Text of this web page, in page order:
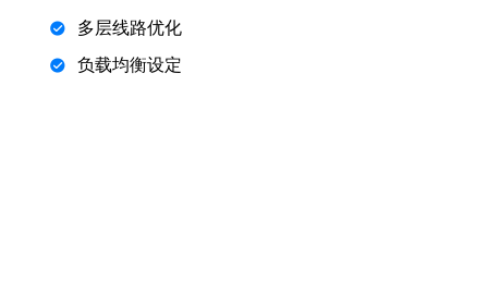
多层线路优化
负载均衡设定